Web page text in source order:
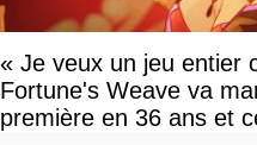
« Je veux un jeu entier
Fortune's Weave va
première en 36 ans et